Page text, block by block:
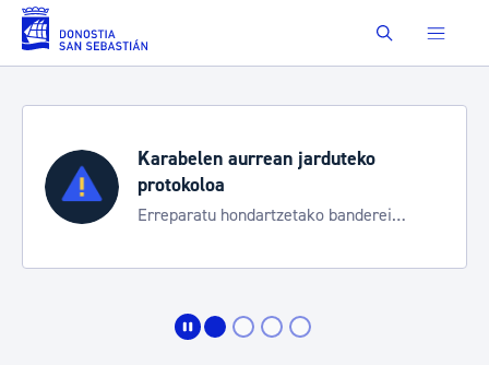
Saut au contenu principal Buscar
Karabelen aurrean jarduteko
protokoloa
Erreparatu hondartzetako banderei